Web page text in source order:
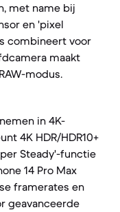
met name bij
en 'pixel
combineert voor
maakt
modus.
in 4K-
4K HDR/HDR10+
Steady'-functie
14 Pro Max
framerates en
geavanceerde